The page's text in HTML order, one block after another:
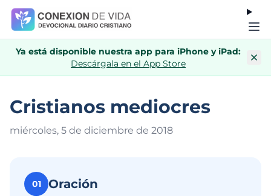
Ya está disponible nuestra app para iPhone y iPad:
Descárgala en el App Store
Cristianos mediocres
miércoles, 5 de diciembre de 2018
01 Oración